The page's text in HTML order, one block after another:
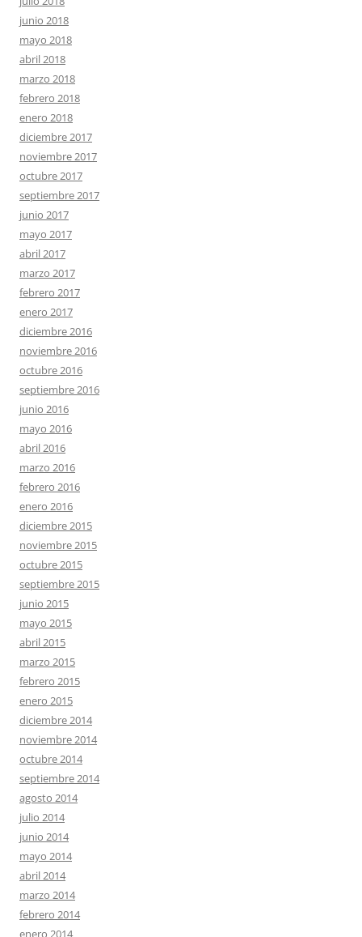
junio 2018
mayo 2018
abril 2018
marzo 2018
febrero 2018
enero 2018
diciembre 2017
noviembre 2017
octubre 2017
septiembre 2017
junio 2017
mayo 2017
abril 2017
marzo 2017
febrero 2017
enero 2017
diciembre 2016
noviembre 2016
octubre 2016
septiembre 2016
junio 2016
mayo 2016
abril 2016
marzo 2016
febrero 2016
enero 2016
diciembre 2015
noviembre 2015
octubre 2015
septiembre 2015
junio 2015
mayo 2015
abril 2015
marzo 2015
febrero 2015
enero 2015
diciembre 2014
noviembre 2014
octubre 2014
septiembre 2014
agosto 2014
julio 2014
junio 2014
mayo 2014
abril 2014
marzo 2014
febrero 2014
enero 2014